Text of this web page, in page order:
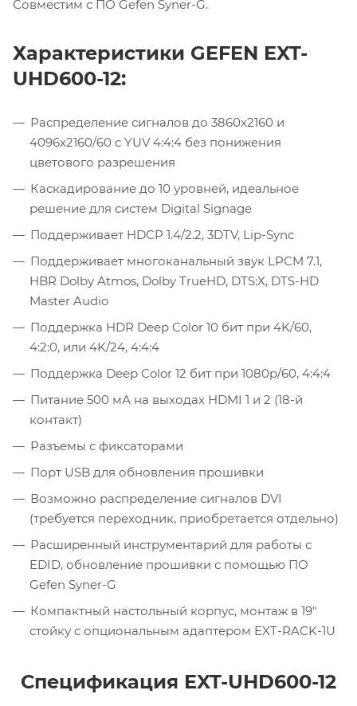
Совместим с ПО Gefen Syner-G.
Характеристики GEFEN EXT-
UHD600-12:
Распределение сигналов до 3860x2160 и
4096x2160/60 с YUV 4:4:4 без понижения
цветового разрешения
Каскадирование до 10 уровней, идеальное
решение для систем Digital Signage
Поддерживает HDCP 1.4/2.2, 3DTV, Lip-Sync
Поддерживает многоканальный звук LPCM 7.1,
HBR Dolby Atmos, Dolby TrueHD, DTS:X, DTS-HD
Master Audio
Поддержка HDR Deep Color 10 бит при 4K/60,
4:2:0, или 4K/24, 4:4:4
Поддержка Deep Color 12 бит при 1080p/60, 4:4:4
Питание 500 мА на выходах HDMI 1 и 2 (18-й
контакт)
Разъемы с фиксаторами
Порт USB для обновления прошивки
Возможно распределение сигналов DVI
(требуется переходник, приобретается отдельно)
Расширенный инструментарий для работы с
EDID, обновление прошивки с помощью ПО
Gefen Syner-G
Компактный настольный корпус, монтаж в 19″
стойку с опциональным адаптером EXT-RACK-1U
Спецификация EXT-UHD600-12